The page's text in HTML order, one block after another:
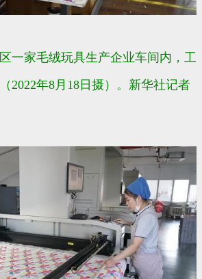
一家毛绒玩具生产企业车间内，工
2022年8月18日摄）。新华社记者